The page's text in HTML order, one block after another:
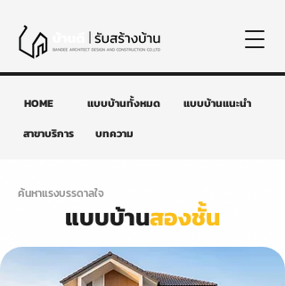
HOME แบบบ้านทั้งหมด
แบบบ้านแนะนำ
สาขาบริการ
บทความ
ค้นหาแรงบรรดาลใจ
แบบบ้านสองชั้น